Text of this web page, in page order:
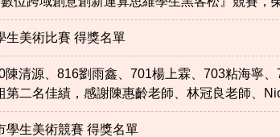
生美術比賽 得獎名單
陳清源、816劉雨鑫、701楊上霖、703粘海寧
二名佳績，感謝陳惠齡老師、林冠良老師、
學生美術競賽 得獎名單